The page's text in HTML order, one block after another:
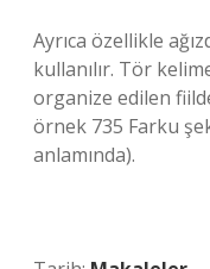
Ayrıca özellikle
kullanılır. Tör
organize edilen
örnek 735 Farku
anlamında).